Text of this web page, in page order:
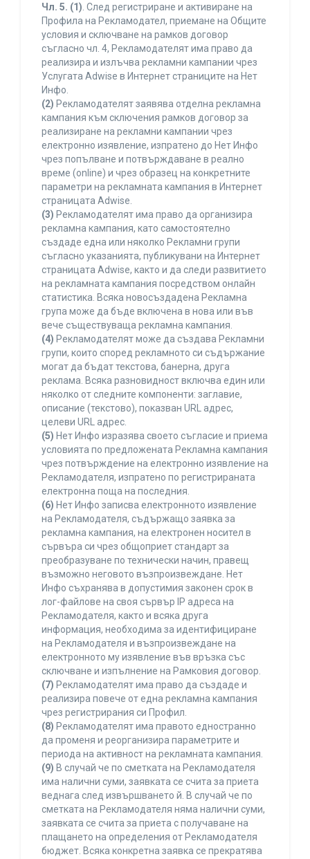
Чл. 5. (1). След регистриране и активиране на
Профила на Рекламодател, приемане на Общите
условия и сключване на рамков договор
съгласно чл. 4, Рекламодателят има право да
реализира и излъчва рекламни кампании чрез
Услугата Adwise в Интернет страниците на Нет
Инфо.
(2) Рекламодателят заявява отделна рекламна
кампания към сключения рамков договор за
реализиране на рекламни кампании чрез
електронно изявление, изпратено до Нет Инфо
чрез попълване и потвърждаване в реално
време (online) и чрез образец на конкретните
параметри на рекламната кампания в Интернет
страницата Adwise.
(3) Рекламодателят има право да организира
рекламна кампания, като самостоятелно
създаде една или няколко Рекламни групи
съгласно указанията, публикувани на Интернет
страницата Adwise, както и да следи развитието
на рекламната кампания посредством онлайн
статистика. Всяка новосъздадена Рекламна
група може да бъде включена в нова или във
вече съществуваща рекламна кампания.
(4) Рекламодателят може да създава Рекламни
групи, които според рекламното си съдържание
могат да бъдат текстова, банерна, друга
реклама. Всяка разновидност включва един или
няколко от следните компоненти: заглавие,
описание (текстово), показван URL адрес,
целеви URL адрес.
(5) Нет Инфо изразява своето съгласие и приема
условията по предложената Рекламна кампания
чрез потвърждение на електронно изявление на
Рекламодателя, изпратено по регистрираната
електронна поща на последния.
(6) Нет Инфо записва електронното изявление
на Рекламодателя, съдържащо заявка за
рекламна кампания, на електронен носител в
сървъра си чрез общоприет стандарт за
преобразуване по технически начин, правещ
възможно неговото възпроизвеждане. Нет
Инфо съхранява в допустимия законен срок в
лог-файлове на своя сървър IP адреса на
Рекламодателя, както и всяка друга
информация, необходима за идентифициране
на Рекламодателя и възпроизвеждане на
електронното му изявление във връзка със
сключване и изпълнение на Рамковия договор.
(7) Рекламодателят има право да създаде и
реализира повече от една рекламна кампания
чрез регистрирания си Профил.
(8) Рекламодателят има правото едностранно
да променя и реорганизира параметрите и
периода на активност на рекламната кампания.
(9) В случай че по сметката на Рекламодателя
има налични суми, заявката се счита за приета
веднага след извършването й. В случай че по
сметката на Рекламодателя няма налични суми,
заявката се счита за приета с получаване на
плащането на определения от Рекламодателя
бюджет. Всяка конкретна заявка се прекратява